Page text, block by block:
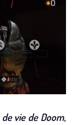
vie de Doom,